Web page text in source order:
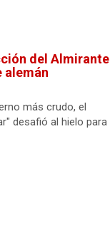
del Almirante
alemán
más crudo, el
desafió al hielo para